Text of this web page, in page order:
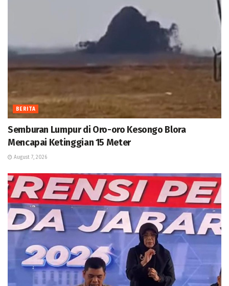
BERITA
Semburan Lumpur di Oro-oro Kesongo Blora
Mencapai Ketinggian 15 Meter
August 7, 2026